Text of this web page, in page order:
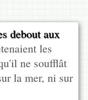
debout aux
les
ne soufflât
la mer, ni sur